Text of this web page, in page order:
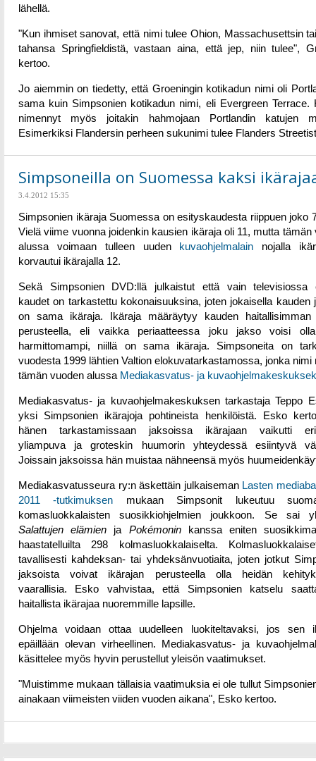
lähellä.
"Kun ihmiset sanovat, että nimi tulee Ohion, Massachusettsin
tahansa Springfieldistä, vastaan aina, että jep, niin tulee",
kertoo.
Jo aiemmin on tiedetty, että Groeningin kotikadun nimi oli
sama kuin Simpsonien kotikadun nimi, eli Evergreen Terrace.
nimennyt myös joitakin hahmojaan Portlandin katujen
Esimerkiksi Flandersin perheen sukunimi tulee Flanders
Simpsoneilla on Suomessa kaksi
3.4.2012 15:35
Simpsonien ikäraja Suomessa on esityskaudesta riippuen joko
Vielä viime vuonna joidenkin kausien ikäraja oli 11, mutta tämän
alussa voimaan tulleen uuden kuvaohjelmalain nojalla
korvautui ikärajalla 12.
Sekä Simpsonien DVD:llä julkaistut että vain televisiossa
kaudet on tarkastettu kokonaisuuksina, joten jokaisella kauden
on sama ikäraja. Ikäraja määräytyy kauden haitallisimman
perusteella, eli vaikka periaatteessa joku jakso voisi
harmittomampi, niillä on sama ikäraja. Simpsoneita on
vuodesta 1999 lähtien Valtion elokuvatarkastamossa, jonka nimi
tämän vuoden alussa Mediakasvatus- ja
Mediakasvatus- ja kuvaohjelmakeskuksen tarkastaja Teppo
yksi Simpsonien ikärajoja pohtineista henkilöistä. Esko
hänen tarkastamissaan jaksoissa ikärajaan vaikutti
yliampuva ja groteskin huumorin yhteydessä esiintyvä
Joissain jaksoissa hän muistaa nähneensä myös
Mediakasvatusseura ry:n äskettäin julkaiseman Lasten
2011 -tutkimuksen mukaan Simpsonit lukeutuu
komasluokkalaisten suosikkiohjelmien joukkoon. Se sai
Salattujen elämien ja Pokémoninkanssa eniten
haastatelluilta 298 kolmasluokkalaiselta.
tavallisesti kahdeksan- tai yhdeksänvuotiaita, joten jotkut
jaksoista voivat ikärajan perusteella olla heidän
vaarallisia. Esko vahvistaa, että Simpsonien katselu
haitallista ikärajaa nuoremmille lapsille.
Ohjelma voidaan ottaa uudelleen luokiteltavaksi, jos sen
epäillään olevan virheellinen. Mediakasvatus- ja
käsittelee myös hyvin perustellut yleisön vaatimukset.
"Muistimme mukaan tällaisia vaatimuksia ei ole tullut
ainakaan viimeisten viiden vuoden aikana", Esko kertoo.